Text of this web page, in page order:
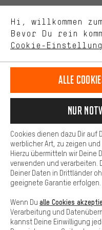
Sprache"
Deutsch
DE
VERTRAG WIDERRUFEN
Datenschutz
Hinweisgebersystem
Cookie-
Alle Preise verstehen
Versandkosten
Hi, willkommen
Bevor Du rein
Cookie-
Uns interessiert, was
selbst Einfluss auf die
unseres Shop-
Dein Shopping-
stellen wir
können wir dir weitere
Verfügung stellen.
Services zu nutzen,
finden. Beispielsweise
Fragen schnell und
Basis
Basis-Cookies
grundsätzlich nutzen
Alle
Nur
Cookies dienen dazu Dir
werblicher Art, zu zeigen
Hierzu übermitteln wir Deine
verwenden und verarbeiten.
Deiner Daten in Drittländer
geeignete Garantie erfolgen.
Wenn Du alle Cookies
Verarbeitung und
kannst Deine Einwilligung